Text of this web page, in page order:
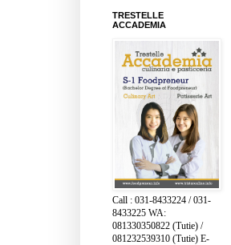
TRESTELLE
ACCADEMIA
Call : 031-8433224 / 031-
8433225 WA:
081330350822 (Tutie) /
081232539310 (Tutie) E-